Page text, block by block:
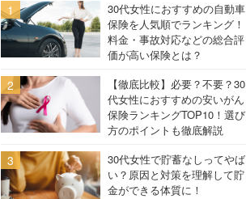
30代女性におすすめの自動車
保険を人気順でランキング！
料金・事故対応などの総合評
価が高い保険とは？
【徹底比較】必要？不要？30
代女性におすすめの安いがん
保険ランキングTOP10！選び
方のポイントも徹底解説
30代女性で貯蓄なしってやば
い？原因と対策を理解して貯
金ができる体質に！